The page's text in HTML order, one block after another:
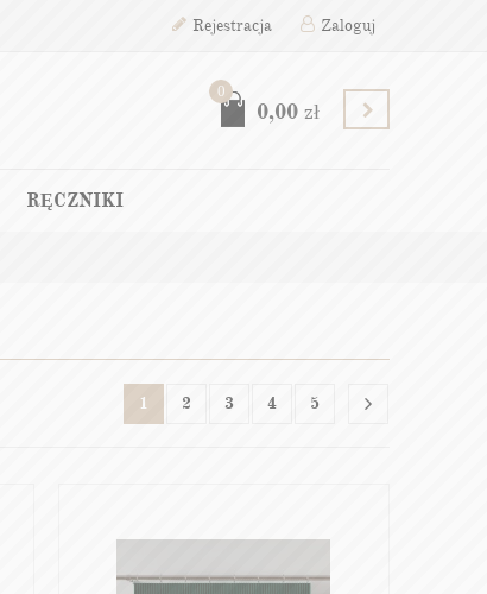
Rejestracja Zaloguj
0
0,00 zł
RĘCZNIKI
1 2 3 4 5